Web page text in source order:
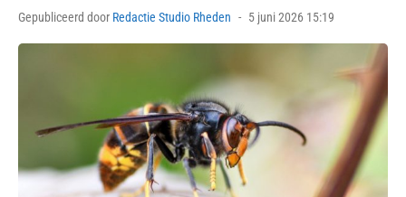
Gepubliceerd door Redactie Studio Rheden
Posted
5 juni 2026 15:19